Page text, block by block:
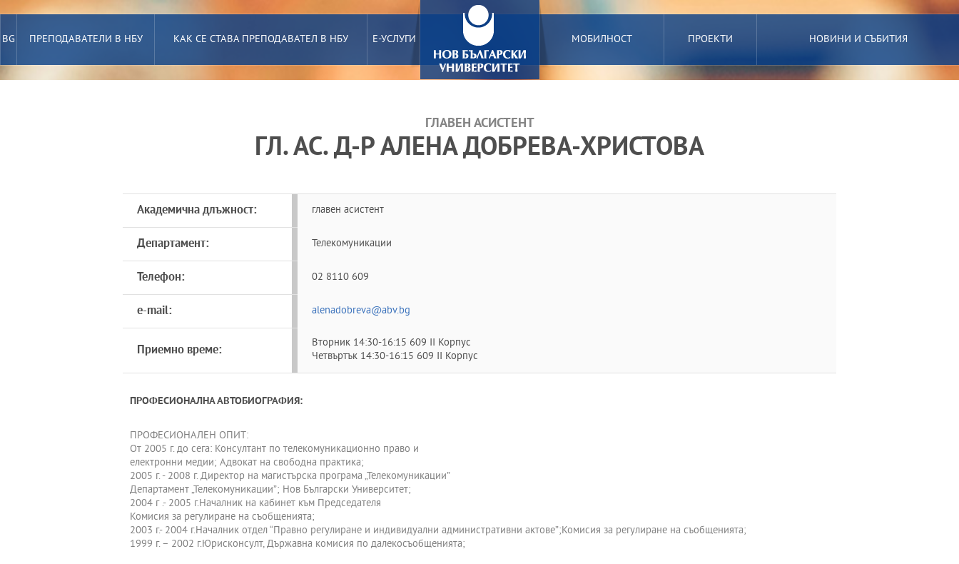
BG ПРЕПОДАВАТЕЛИ В НБУ КАК СЕ СТАВА ПРЕПОДАВАТЕЛ В НБУ Е-УСЛУГИ МОБИЛНОСТ ПРОЕКТИ НОВИНИ И СЪБИТИЯ
ГЛАВЕН АСИСТЕНТ
ГЛ. АС. Д-Р АЛЕНА ДОБРЕВА-ХРИСТОВА
Академична длъжност: главен асистент
Департамент: Телекомуникации
Телефон: 02 8110 609
e-mail: alenadobreva@abv.bg
Приемно време:
Вторник 14:30-16:15 609 II Корпус
Четвъртък 14:30-16:15 609 II Корпус
ПРОФЕСИОНАЛНА АВТОБИОГРАФИЯ:
ПРОФЕСИОНАЛЕН ОПИТ:
От 2005 г. до сега: Консултант по телекомуникационно право и
електронни медии; Адвокат на свободна практика;
2005 г. - 2008 г. Директор на магистърска програма „Телекомуникации”
Департамент „Телекомуникации”; Нов Български Университет;
2004 г .- 2005 г.Началник на кабинет към Председателя
Комисия за регулиране на съобщенията;
2003 г.- 2004 г.Началник отдел “Правно регулиране и индивидуални административни актове”;Комисия за регулиране на съобщенията;
1999 г. – 2002 г.Юрисконсулт, Държавна комисия по далекосъобщенията;